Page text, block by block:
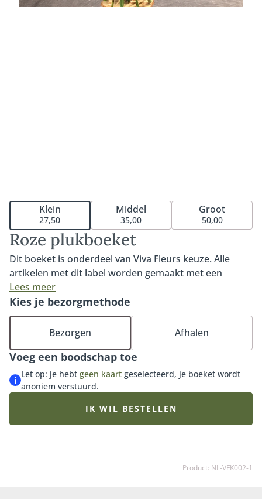
Roze plukboeket
Dit boeket is onderdeel van Viva Fleurs keuze. Alle
artikelen met dit label worden gemaakt met een
vleugje eigen creativiteit van onze gepassioneerde
bloembinders. Het uiteindelijke boeket kan er dus iets
anders uitzien dan de afbeelding
Lees meer
Klein
27,50
Middel
35,00
Groot
50,00
Voeg een boodschap toe
Let op: je hebt geen kaart geselecteerd, je boeket wordt
anoniem verstuurd.
Kies je bezorgmethode
Bezorgen Afhalen
IK WIL BESTELLEN
Product: NL-VFK002-1